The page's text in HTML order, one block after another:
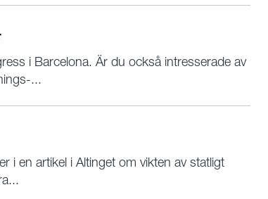
i Barcelona. Är du också intresserade av
...
i en artikel i Altinget om vikten av statligt